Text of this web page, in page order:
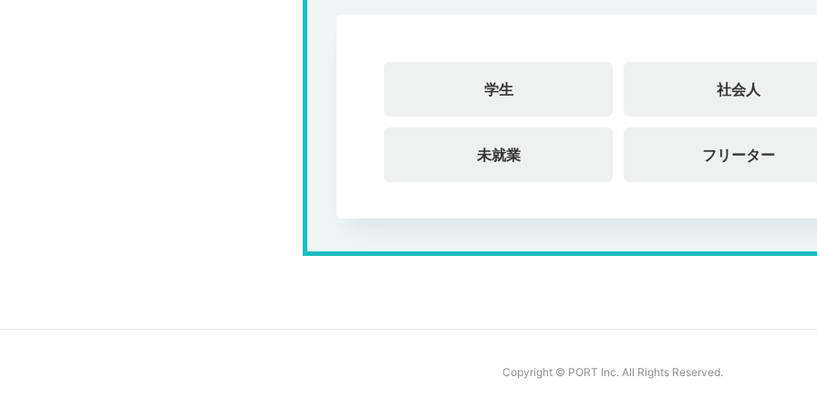
学生 社会人
未就業 フリーター
Copyright © PORT Inc. All Rights Reserved.